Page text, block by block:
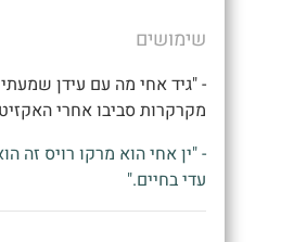
שימושים
- "גיד אחי מה עם עידן
מקרקרות סביבו אחרי
- "ין אחי הוא מרקו רויס זה
עדי בחיים."